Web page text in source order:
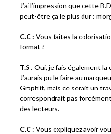
J’ai l’impression que cette
peut-être ça le plus dur :
C.C : Vous faites la
format ?
T.S : Oui, je fais également la
J’aurais pu le faire au
Graph’it, mais ce serait un
correspondrait pas
des lecteurs.
C.C: Vous expliquez avoir